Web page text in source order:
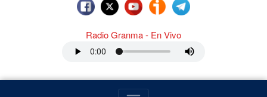
Radio Granma - En Vivo